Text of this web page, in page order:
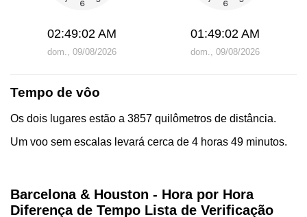
02:49:02 AM
dom., 09/08/2026
01:49:02 AM
dom., 09/08/2026
Tempo de vôo
Os dois lugares estão a 3857 quilômetros de distância.
Um voo sem escalas levará cerca de 4 horas 49 minutos.
Barcelona & Houston - Hora por Hora
Diferença de Tempo Lista de Verificação